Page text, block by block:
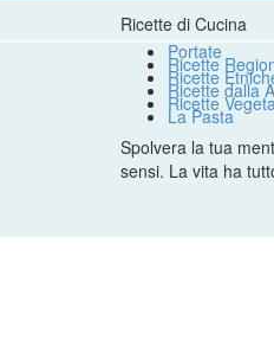
Ricette di Cucina
Portate
Ricette
Ricette
Ricette dalla
Ricette
La Pasta
Spolvera la tua
sensi. La vita ha